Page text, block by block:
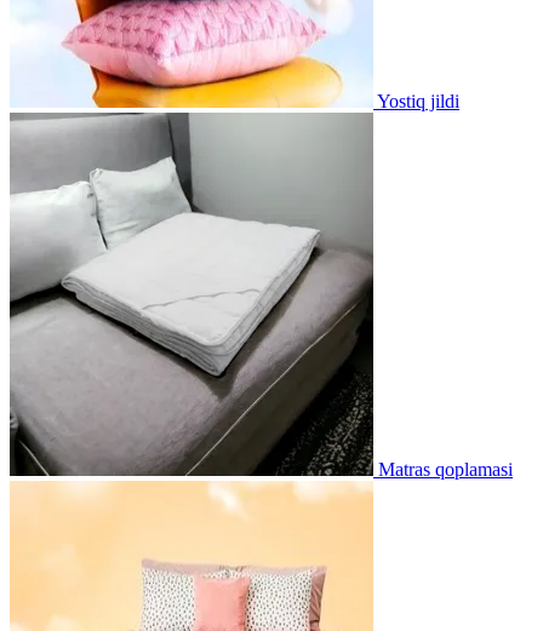
Yostiq jildi
Matras qoplamasi